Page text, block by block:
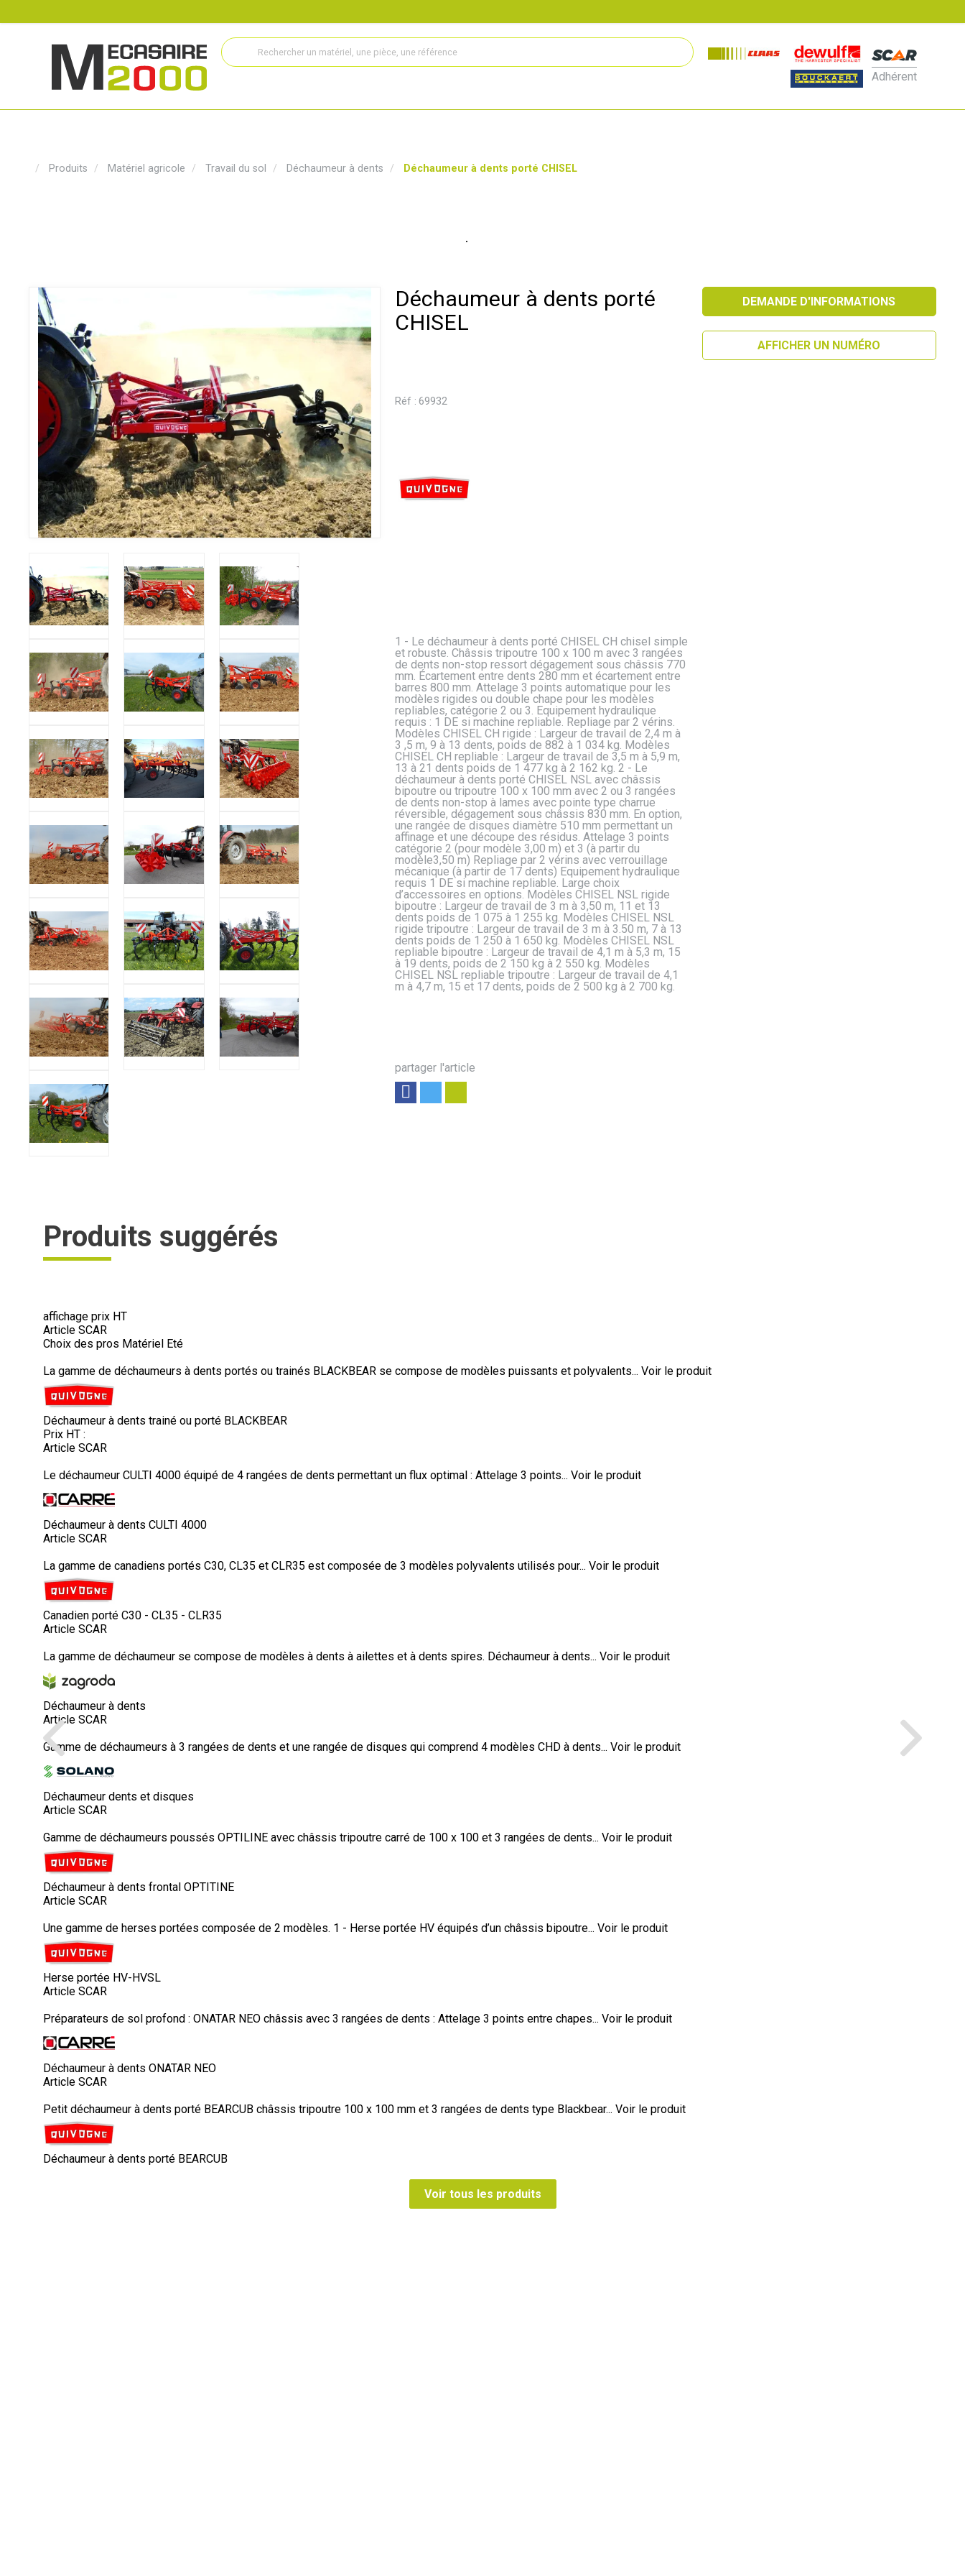
Adhérent
Produits Matériel agricole Travail du sol Déchaumeur à dents Déchaumeur à dents porté CHISEL
Déchaumeur à dents porté
CHISEL
Réf : 69932
partager l'article
1 - Le déchaumeur à dents porté CHISEL CH chisel simple
et robuste. Châssis tripoutre 100 x 100 m avec 3 rangées
de dents non-stop ressort dégagement sous châssis 770
mm. Écartement entre dents 280 mm et écartement entre
barres 800 mm. Attelage 3 points automatique pour les
modèles rigides ou double chape pour les modèles
repliables, catégorie 2 ou 3. Equipement hydraulique
requis : 1 DE si machine repliable. Repliage par 2 vérins.
Modèles CHISEL CH rigide : Largeur de travail de 2,4 m à
3 ,5 m, 9 à 13 dents, poids de 882 à 1 034 kg. Modèles
CHISEL CH repliable : Largeur de travail de 3,5 m à 5,9 m,
13 à 21 dents poids de 1 477 kg à 2 162 kg. 2 - Le
déchaumeur à dents porté CHISEL NSL avec châssis
bipoutre ou tripoutre 100 x 100 mm avec 2 ou 3 rangées
de dents non-stop à lames avec pointe type charrue
réversible, dégagement sous châssis 830 mm. En option,
une rangée de disques diamètre 510 mm permettant un
affinage et une découpe des résidus. Attelage 3 points
catégorie 2 (pour modèle 3,00 m) et 3 (à partir du
modèle3,50 m) Repliage par 2 vérins avec verrouillage
mécanique (à partir de 17 dents) Equipement hydraulique
requis 1 DE si machine repliable. Large choix
d’accessoires en options. Modèles CHISEL NSL rigide
bipoutre : Largeur de travail de 3 m à 3,50 m, 11 et 13
dents poids de 1 075 à 1 255 kg. Modèles CHISEL NSL
rigide tripoutre : Largeur de travail de 3 m à 3.50 m, 7 à 13
dents poids de 1 250 à 1 650 kg. Modèles CHISEL NSL
repliable bipoutre : Largeur de travail de 4,1 m à 5,3 m, 15
à 19 dents, poids de 2 150 kg à 2 550 kg. Modèles
CHISEL NSL repliable tripoutre : Largeur de travail de 4,1
m à 4,7 m, 15 et 17 dents, poids de 2 500 kg à 2 700 kg.
DEMANDE D'INFORMATIONS
AFFICHER UN NUMÉRO
Produits suggérés
affichage prix HT
Article SCAR
Choix des pros Matériel Eté
La gamme de déchaumeurs à dents portés ou trainés BLACKBEAR se compose de modèles puissants et polyvalents... Voir le produit
Déchaumeur à dents trainé ou porté BLACKBEAR
Prix HT :
Article SCAR
Le déchaumeur CULTI 4000 équipé de 4 rangées de dents permettant un flux optimal : Attelage 3 points... Voir le produit
Déchaumeur à dents CULTI 4000
Article SCAR
La gamme de canadiens portés C30, CL35 et CLR35 est composée de 3 modèles polyvalents utilisés pour... Voir le produit
Canadien porté C30 - CL35 - CLR35
Article SCAR
La gamme de déchaumeur se compose de modèles à dents à ailettes et à dents spires. Déchaumeur à dents... Voir le produit
Déchaumeur à dents
Article SCAR
Gamme de déchaumeurs à 3 rangées de dents et une rangée de disques qui comprend 4 modèles CHD à dents... Voir le produit
Déchaumeur dents et disques
Article SCAR
Gamme de déchaumeurs poussés OPTILINE avec châssis tripoutre carré de 100 x 100 et 3 rangées de dents... Voir le produit
Déchaumeur à dents frontal OPTITINE
Article SCAR
Une gamme de herses portées composée de 2 modèles. 1 - Herse portée HV équipés d’un châssis bipoutre... Voir le produit
Herse portée HV-HVSL
Article SCAR
Préparateurs de sol profond : ONATAR NEO châssis avec 3 rangées de dents : Attelage 3 points entre chapes... Voir le produit
Déchaumeur à dents ONATAR NEO
Article SCAR
Petit déchaumeur à dents porté BEARCUB châssis tripoutre 100 x 100 mm et 3 rangées de dents type Blackbear... Voir le produit
Déchaumeur à dents porté BEARCUB
Voir tous les produits